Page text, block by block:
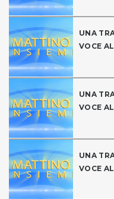
UNA
VOCE
UNA
VOCE
UNA
VOCE